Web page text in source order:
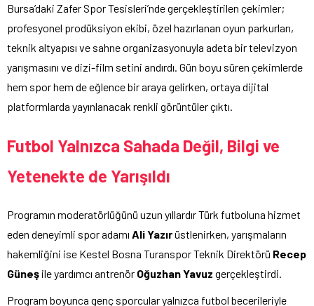
Bursa’daki Zafer Spor Tesisleri’nde gerçekleştirilen çekimler;
profesyonel prodüksiyon ekibi, özel hazırlanan oyun parkurları,
teknik altyapısı ve sahne organizasyonuyla adeta bir televizyon
yarışmasını ve dizi-film setini andırdı. Gün boyu süren çekimlerde
hem spor hem de eğlence bir araya gelirken, ortaya dijital
platformlarda yayınlanacak renkli görüntüler çıktı.
Futbol Yalnızca Sahada Değil, Bilgi ve
Yetenekte de Yarışıldı
Programın moderatörlüğünü uzun yıllardır Türk futboluna hizmet
eden deneyimli spor adamı Ali Yazırüstlenirken, yarışmaların
hakemliğini ise Kestel Bosna Turanspor Teknik Direktörü Recep
Güneş ile yardımcı antrenör Oğuzhan Yavuz gerçekleştirdi.
Program boyunca genç sporcular yalnızca futbol becerileriyle